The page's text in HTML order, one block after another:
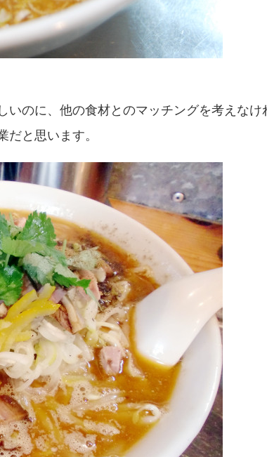
のに、他の食材とのマッチングを考えなけ
と思います。